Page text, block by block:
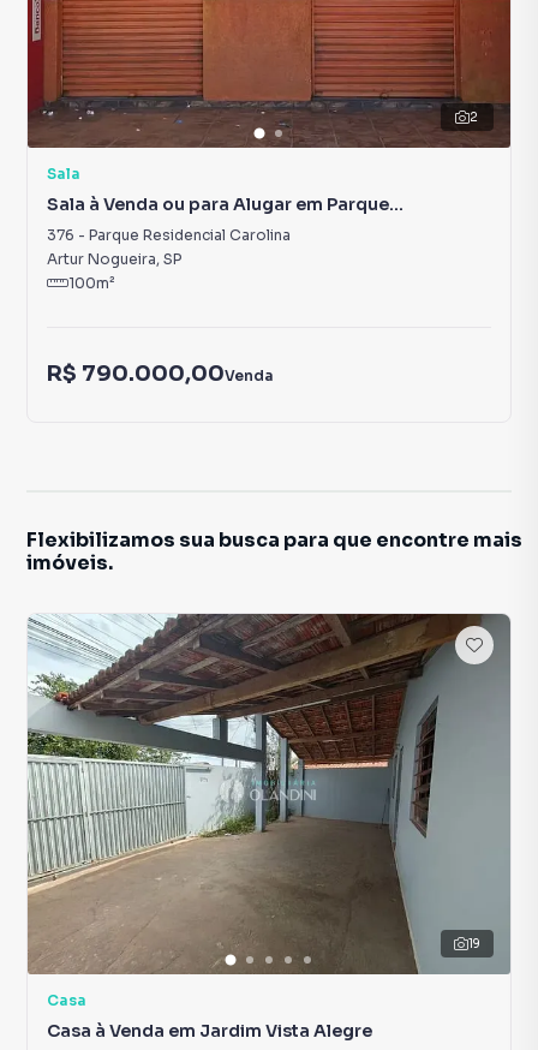
2
Sala
Sala à Venda ou para Alugar em Parque
Residencial Carolina
376 - Parque Residencial Carolina
Artur Nogueira, SP
100m²
R$ 790.000,00Venda
Flexibilizamos sua busca para que encontre mais
imóveis.
19
Casa
Casa à Venda em Jardim Vista Alegre